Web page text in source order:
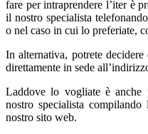
fare per intraprendere l’iter è
il nostro specialista
o nel caso in cui lo preferiate,
In alternativa, potrete
direttamente in sede
Laddove lo vogliate è anche
nostro specialista compilando
nostro sito web.